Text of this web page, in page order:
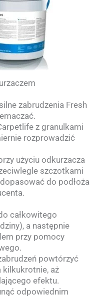
zabrudzenia Fresh
z granulkami
rozprowadzić
użyciu odkurzacza
szczotkami
do podłoża
całkowitego
a następnie
przy pomocy
powtórzyć
kilkukrotnie, aż
efektu.
odpowiednim